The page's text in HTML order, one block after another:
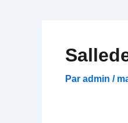
Par admin /